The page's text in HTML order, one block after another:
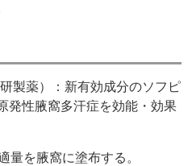
研製薬）：新有効成分のソフピ
発性腋窩多汗症を効能・効果
を腋窩に塗布する。